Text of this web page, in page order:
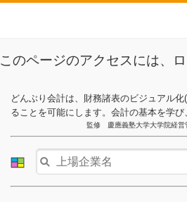
このページのアクセスには、
どんぶり会計は、財務諸表のビジュアル
ることを可能にします。会計の基本を学
監修 慶應義塾大学大学院経営